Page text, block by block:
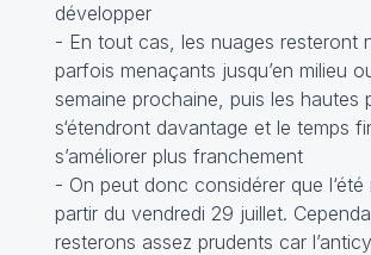
développer
- En tout cas, les nuages resteront
parfois menaçants jusqu’en milieu
semaine prochaine, puis les hautes
s‘étendront davantage et le temps
s’améliorer plus franchement
- On peut donc considérer que l‘été
partir du vendredi 29 juillet.
resterons assez prudents car